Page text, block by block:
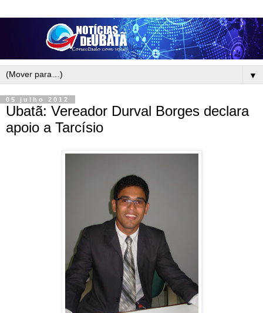
▼
05 julho 2012
Ubatã: Vereador Durval Borges declara
apoio a Tarcísio